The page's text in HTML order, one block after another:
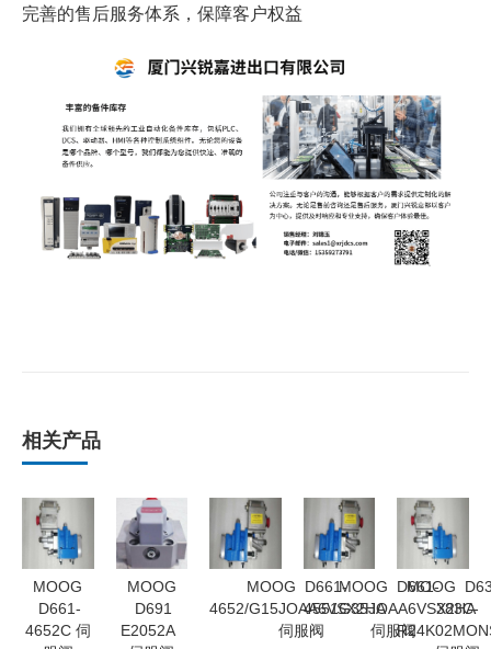
完善的售后服务体系，保障客户权益
相关产品
MOOG
D661-
4652C 伺
MOOG
D691
E2052A
MOOG D661-
4652/G15JOAA6VSX2HA
伺服阀
MOOG D661-
4551G35JOAA6VSX2HA
伺服阀
MOOG
383C-